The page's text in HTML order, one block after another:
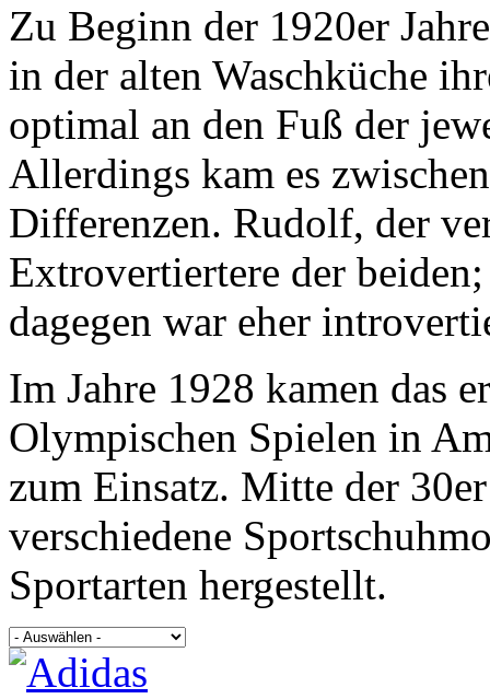
Zu Beginn der 1920er
in der alten Waschküche
optimal an den Fuß der
Allerdings kam es
Differenzen. Rudolf, der
Extrovertiertere der
dagegen war eher
Im Jahre 1928 kamen das
Olympischen Spielen in
zum Einsatz. Mitte der
verschiedene
Sportarten hergestellt.